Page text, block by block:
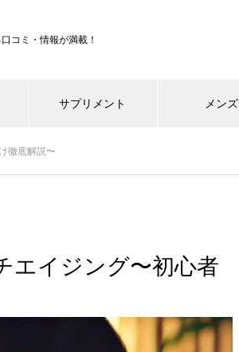
コミ・情報が満載！
サプリメント メンズ
徹底解説〜
エイジング〜初心者